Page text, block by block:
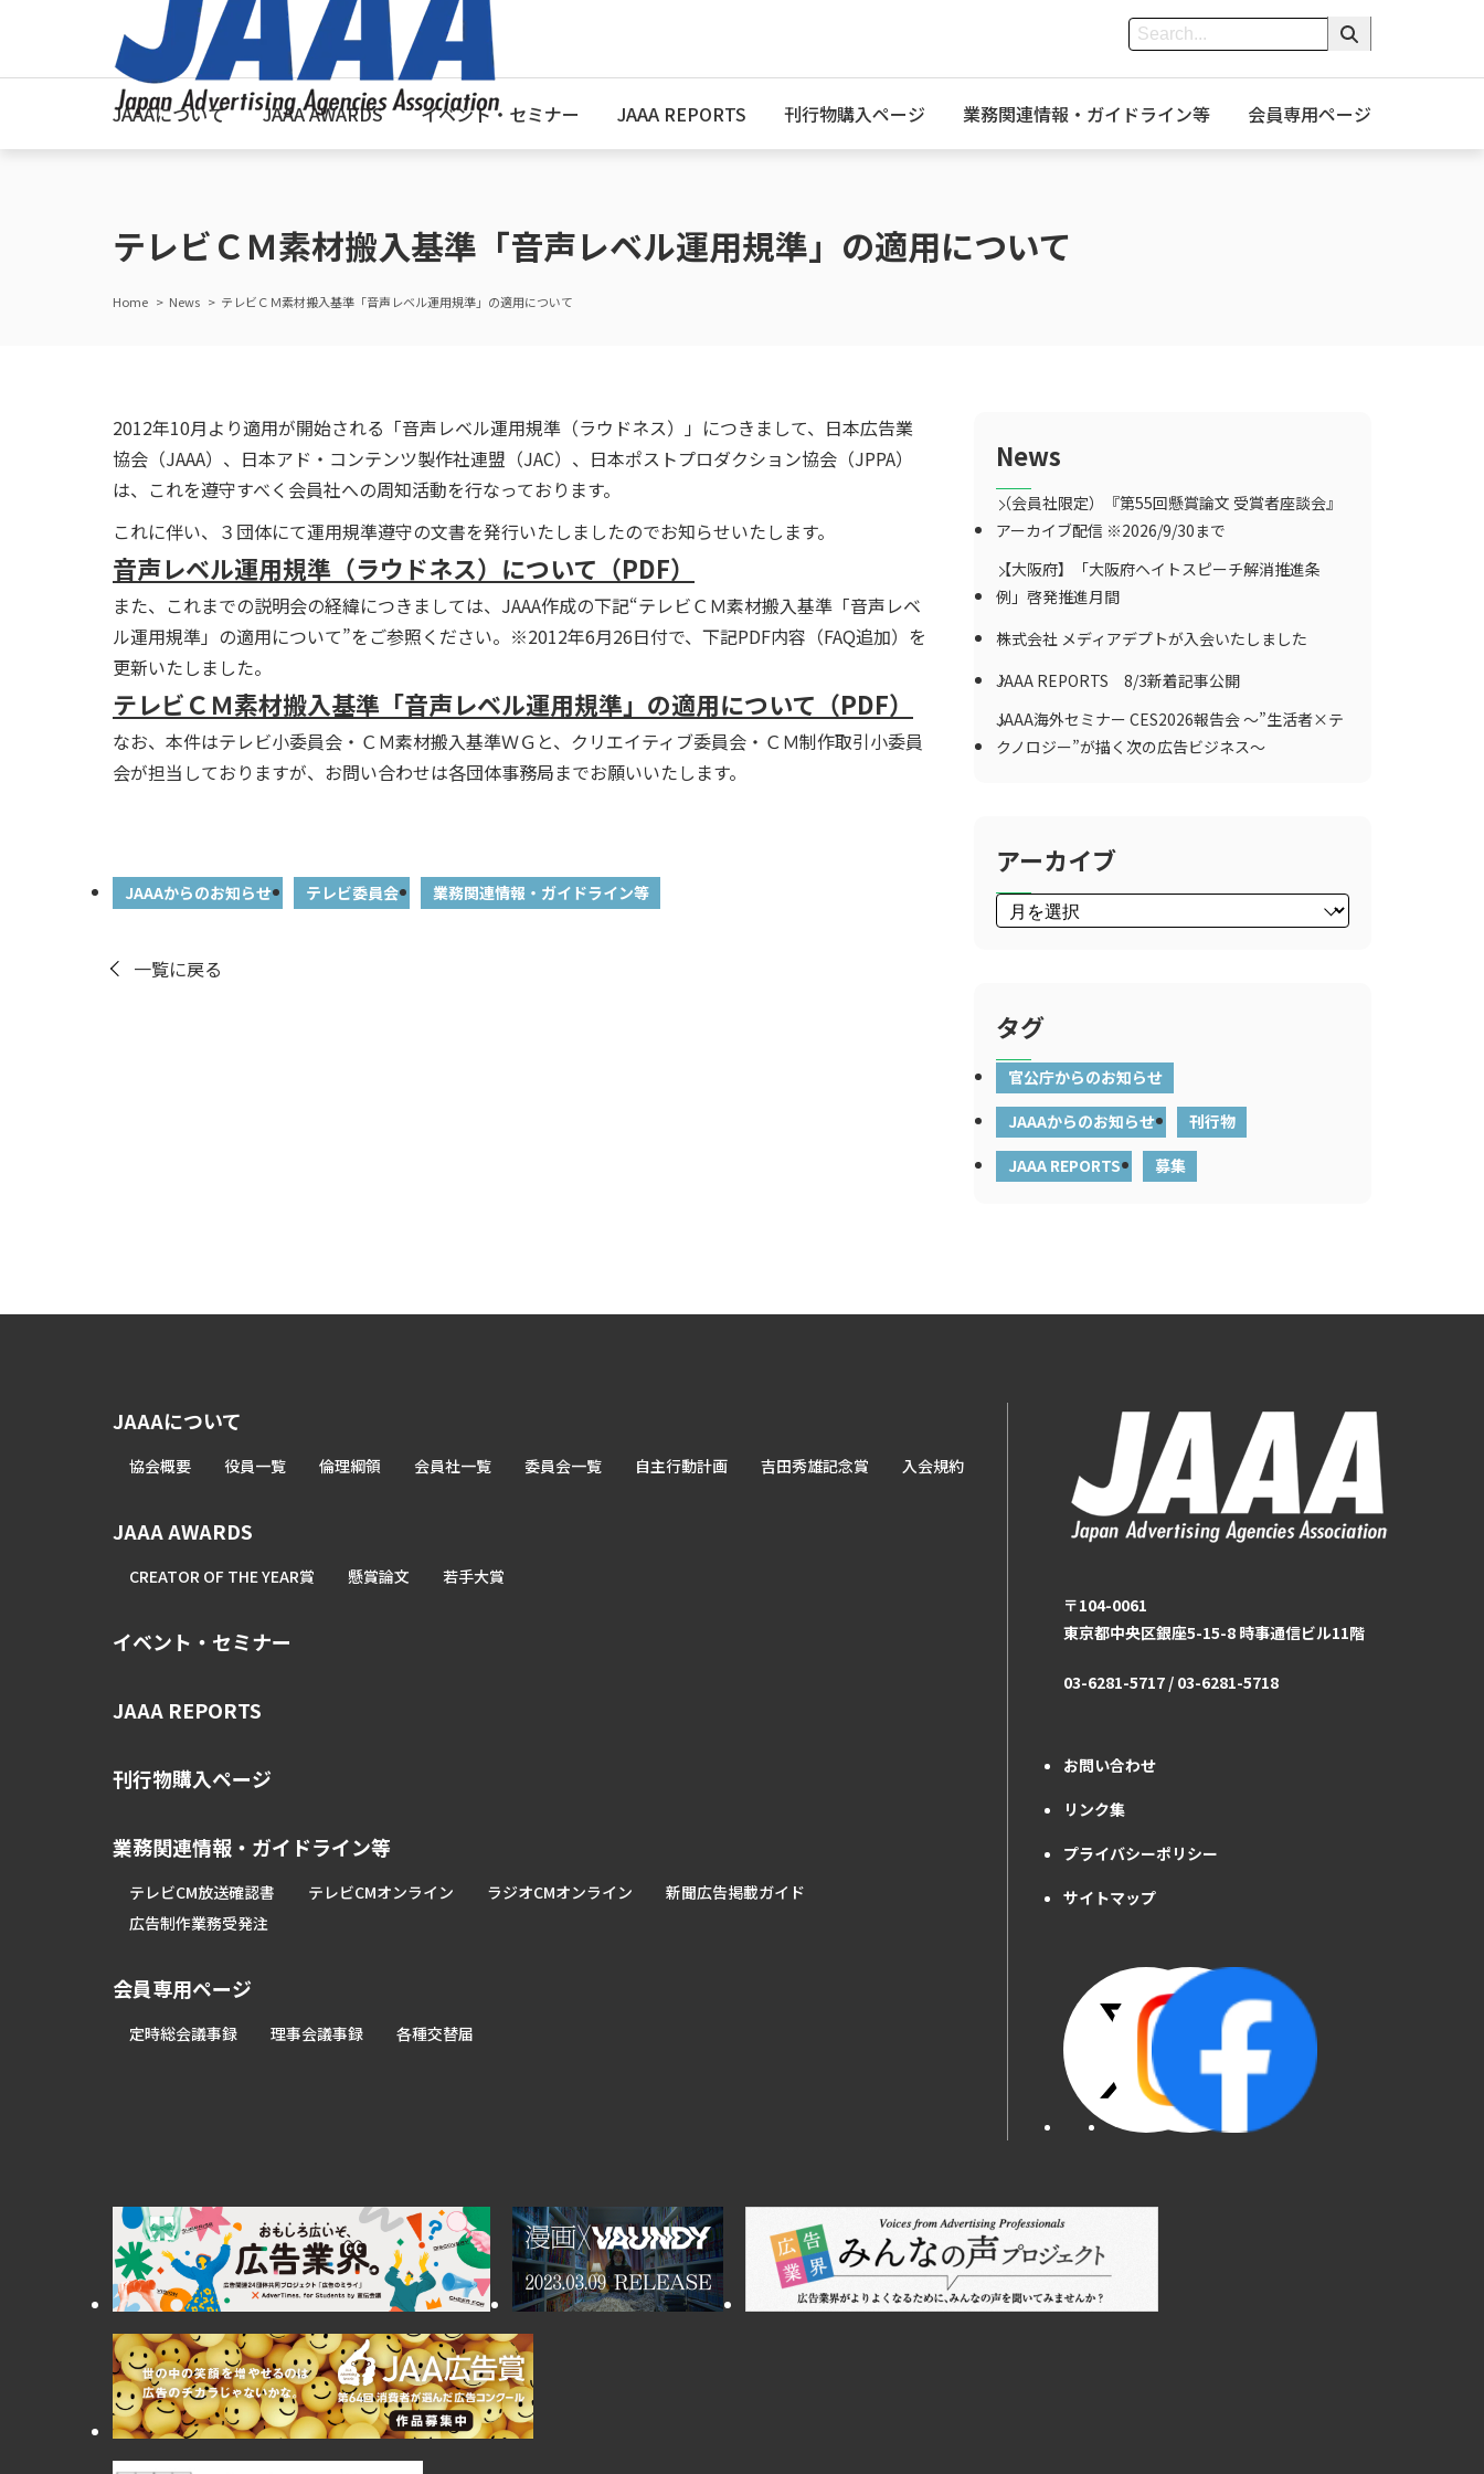
JAAAについて JAAA AWARDS イベント・セミナー JAAA REPORTS 刊行物購入ページ 業務関連情報・ガイドライン等 会員専用ページ
テレビＣＭ素材搬入基準「音声レベル運用規準」の適用について
Home News テレビＣＭ素材搬入基準「音声レベル運用規準」の適用について
2012年10月より適用が開始される「音声レベル運用規準（ラウドネス）」につきまして、日本広告業
協会（JAAA）、日本アド・コンテンツ製作社連盟（JAC）、日本ポストプロダクション協会（JPPA）
は、これを遵守すべく会員社への周知活動を行なっております。
これに伴い、３団体にて運用規準遵守の文書を発行いたしましたのでお知らせいたします。
音声レベル運用規準（ラウドネス）について（PDF）
また、これまでの説明会の経緯につきましては、JAAA作成の下記“テレビＣＭ素材搬入基準「音声レベ
ル運用規準」の適用について”をご参照ください。※2012年6月26日付で、下記PDF内容（FAQ追加）を
更新いたしました。
テレビＣＭ素材搬入基準「音声レベル運用規準」の適用について（PDF）
なお、本件はテレビ小委員会・ＣＭ素材搬入基準ＷＧと、クリエイティブ委員会・ＣＭ制作取引小委員
会が担当しておりますが、お問い合わせは各団体事務局までお願いいたします。
JAAAからのお知らせ テレビ委員会 業務関連情報・ガイドライン等
一覧に戻る
News
（会員社限定）『第55回懸賞論文 受賞者座談会』
アーカイブ配信 ※2026/9/30まで
【大阪府】「大阪府ヘイトスピーチ解消推進条
例」啓発推進月間
株式会社 メディアデプトが入会いたしました
JAAA REPORTS 8/3新着記事公開
JAAA海外セミナー CES2026報告会 ～”生活者×テ
クノロジー”が描く次の広告ビジネス～
アーカイブ
タグ
官公庁からのお知らせ
JAAAからのお知らせ
刊行物
JAAA REPORTS
募集
JAAAについて
協会概要 役員一覧 倫理綱領 会員社一覧 委員会一覧 自主行動計画 吉田秀雄記念賞 入会規約
JAAA AWARDS
CREATOR OF THE YEAR賞 懸賞論文 若手大賞
イベント・セミナー
JAAA REPORTS
刊行物購入ページ
業務関連情報・ガイドライン等
テレビCM放送確認書 テレビCMオンライン ラジオCMオンライン
新聞広告掲載ガイド
広告制作業務受発注
会員専用ページ
定時総会議事録 理事会議事録 各種交替届
〒104-0061
東京都中央区銀座5-15-8 時事通信ビル11階
03-6281-5717 / 03-6281-5718
お問い合わせ
リンク集
プライバシーポリシー
サイトマップ